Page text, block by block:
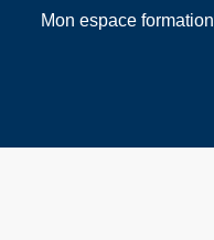
Mon espace formation